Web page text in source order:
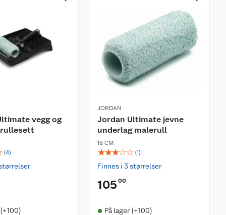
vegg og
(4)
JORDAN
Jordan Ultimate jevne
underlag malerull
18 CM
☆☆☆☆☆ (1)
Finnes i 3 størrelser
105 00
På lager (+100)